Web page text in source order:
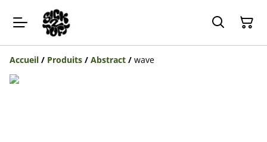
Accueil / Produits / Abstract / wave